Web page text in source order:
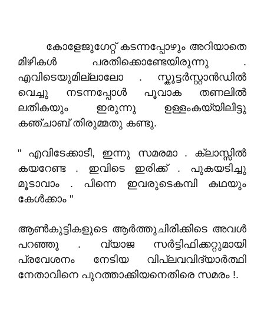
കോളേജുഗേറ്റ് കടന്നപ്പോഴും അറിയാതെ
മിഴികൾ പരതിക്കൊണ്ടേയിരുന്നു .
എവിടെയുമില്ലാലോ . സ്കൂട്ടർസ്റ്റാൻഡിൽ
വെച്ചു നടന്നപ്പോൾ പൂവാക തണലിൽ
ലതികയും ഇരുന്നു ഉള്ളംകയ്യിലിട്ടു
കഞ്ചാബ് തിരുമ്മതു കണ്ടു.
" എവിടേക്കാടീ, ഇന്നു സമരമാ . ക്ലാസ്സിൽ
കയറേണ്ട . ഇവിടെ ഇരിക്ക് . പുകയടിച്ചു
മൂടാവാം . പിന്നെ ഇവരുടെകമ്പി കഥയും
കേൾക്കാം "
ആൺകുട്ടികളുടെ ആർത്തുചിരിക്കിടെ അവൾ
പറഞ്ഞൂ . വ്യാജ സർട്ടിഫിക്കറ്റുമായി
പ്രവേശനം നേടിയ വിപ്ലവവിദ്യാർത്ഥി
നേതാവിനെ പുറത്താക്കിയനെതിരെ സമരം !.